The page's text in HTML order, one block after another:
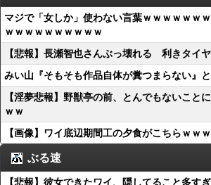
マジで「女しか」使わない言葉ｗｗｗｗｗｗ
ｗｗｗｗｗｗｗｗｗｗ
【悲報】長瀬智也さんぶっ壊れる 利きタイ
みい山『そもそも作品自体が糞つまらない』
【淫夢悲報】野獣亭の前、とんでもないこと
ｗｗ
【画像】ワイ底辺期間工の夕食がこちらｗｗ
ぶる速
【悲報】彼女できたワイ、隠してること多す